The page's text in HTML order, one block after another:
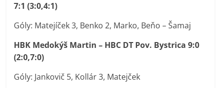
7:1 (3:0,4:1)
Góly: Matejíček 3, Benko 2, Marko, Beňo – Šamaj
HBK Medokýš Martin – HBC DT Pov. Bystrica 9:0
(2:0,7:0)
Góly: Jankovič 5, Kollár 3, Matejček